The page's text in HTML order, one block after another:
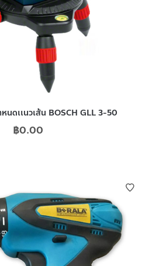
นดเเนวเส้น BOSCH GLL 3-50
฿0.00